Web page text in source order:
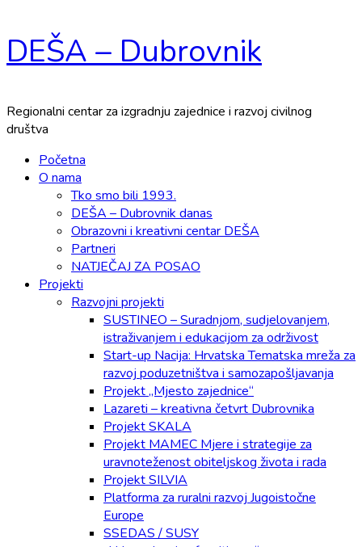
Skip
to
DEŠA – Dubrovnik
Regionalni centar za izgradnju zajednice i razvoj civilnog
društva
Primary
Menu
Početna
O nama
Tko smo bili 1993.
DEŠA – Dubrovnik danas
Obrazovni i kreativni centar DEŠA
Partneri
NATJEČAJ ZA POSAO
Projekti
Razvojni projekti
SUSTINEO – Suradnjom, sudjelovanjem,
istraživanjem i edukacijom za održivost
Start-up Nacija: Hrvatska Tematska mreža za
razvoj poduzetništva i samozapošljavanja
Projekt „Mjesto zajednice“
Lazareti – kreativna četvrt Dubrovnika
Projekt SKALA
Projekt MAMEC Mjere i strategije za
uravnoteženost obiteljskog života i rada
Projekt SILVIA
Platforma za ruralni razvoj Jugoistočne
Europe
SSEDAS / SUSY